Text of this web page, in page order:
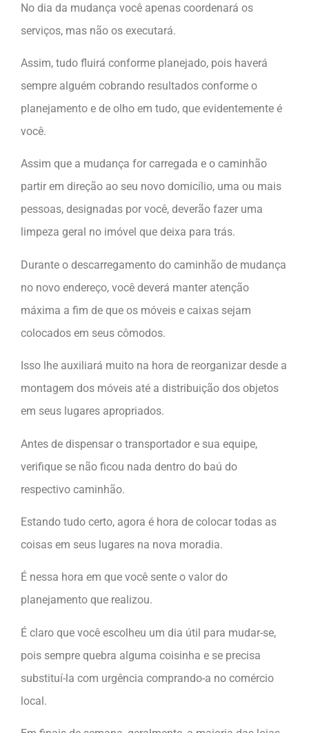
No dia da mudança você apenas coordenará os
serviços, mas não os executará.
Assim, tudo fluirá conforme planejado, pois haverá
sempre alguém cobrando resultados conforme o
planejamento e de olho em tudo, que evidentemente é
você.
Assim que a mudança for carregada e o caminhão
partir em direção ao seu novo domicílio, uma ou mais
pessoas, designadas por você, deverão fazer uma
limpeza geral no imóvel que deixa para trás.
Durante o descarregamento do caminhão de mudança
no novo endereço, você deverá manter atenção
máxima a fim de que os móveis e caixas sejam
colocados em seus cômodos.
Isso lhe auxiliará muito na hora de reorganizar desde a
montagem dos móveis até a distribuição dos objetos
em seus lugares apropriados.
Antes de dispensar o transportador e sua equipe,
verifique se não ficou nada dentro do baú do
respectivo caminhão.
Estando tudo certo, agora é hora de colocar todas as
coisas em seus lugares na nova moradia.
É nessa hora em que você sente o valor do
planejamento que realizou.
É claro que você escolheu um dia útil para mudar-se,
pois sempre quebra alguma coisinha e se precisa
substituí-la com urgência comprando-a no comércio
local.